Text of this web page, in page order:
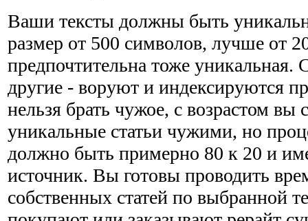
Ваши тексты должны быть
размер от 500 символов, лучше от
предпочтительна тоже уникальная.
другие - воруют и индексируются
нельзя брать чужое, с возрастом вы
уникальные статьи чужими, но
должно быть примерно 80 к 20 и
источник. Вы готовы проводить
собственных статей по выбранной